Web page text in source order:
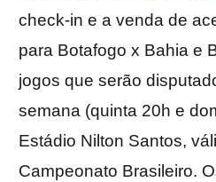
check-in e a venda de
para Botafogo x Bahia e
jogos que serão
semana (quinta 20h e
Estádio Nilton Santos,
Campeonato Brasileiro.